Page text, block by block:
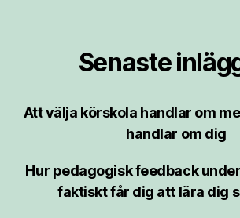
Senaste
Att välja körskola handlar om
handlar om dig
Hur pedagogisk feedback
faktiskt får dig att lära dig